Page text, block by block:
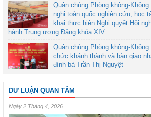
Quân chủng Phòng không-Không
nghị toàn quốc nghiên cứu, học
khai thực hiện Nghị quyết Hội
hành Trung ương Đảng khóa XIV
Quân chủng Phòng không-
chức khánh thành và bàn giao
đình bà Trần Thị Nguyệt
DƯ LUẬN QUAN TÂM
Ngày 2 Tháng 4, 2026